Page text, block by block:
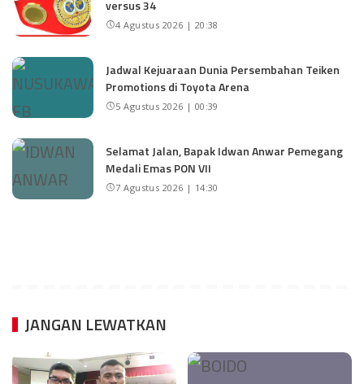
versus 34
4 Agustus 2026 | 20:38
Jadwal Kejuaraan Dunia Persembahan Teiken
Promotions di Toyota Arena
5 Agustus 2026 | 00:39
Selamat Jalan, Bapak Idwan Anwar Pemegang
Medali Emas PON VII
7 Agustus 2026 | 14:30
JANGAN LEWATKAN